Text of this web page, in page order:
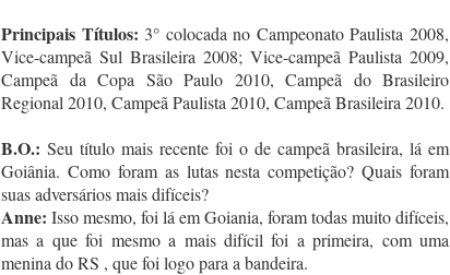
Principais Títulos: 3° colocada no Campeonato Paulista 2008,
Vice-campeã Sul Brasileira 2008; Vice-campeã Paulista 2009,
Campeã da Copa São Paulo 2010, Campeã do Brasileiro
Regional 2010, Campeã Paulista 2010, Campeã Brasileira 2010.
B.O.: Seu título mais recente foi o de campeã brasileira, lá em
Goiânia. Como foram as lutas nesta competição? Quais foram
suas adversários mais difíceis?
Anne: Isso mesmo, foi lá em Goiania, foram todas muito difíceis,
mas a que foi mesmo a mais difícil foi a primeira, com uma
menina do RS , que foi logo para a bandeira.